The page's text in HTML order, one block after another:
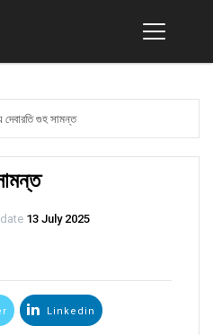
দেবারতি গুহ সামন্ত
13 July 2025
Linkedin